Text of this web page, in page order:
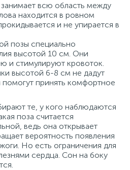
всю область между
находится в ровном
и не упирается в
позы специально
высотой 10 см. Они
и стимулируют кровоток.
высотой 6-8 см не дадут
помогут принять комфортное
те, у кого наблюдаются
поза считается
ведь она открывает
вероятность появления
Но есть ограничения для
сердца. Сон на боку